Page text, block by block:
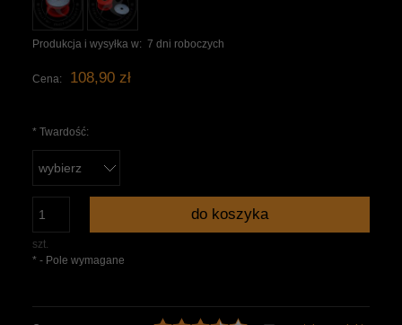
Produkcja i wysyłka w: 7 dni roboczych
Cena: 108,90 zł
* Twardość:
szt.
do koszyka
* - Pole wymagane